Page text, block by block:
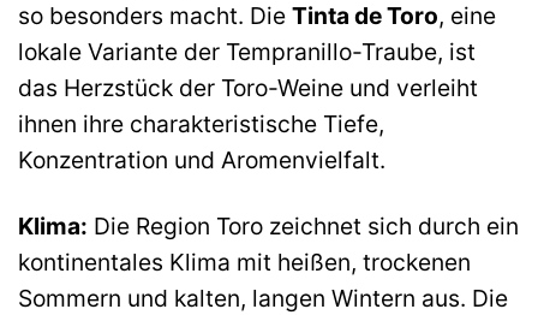
so besonders macht. Die Tinta de Toro, eine
lokale Variante der Tempranillo-Traube, ist
das Herzstück der Toro-Weine und verleiht
ihnen ihre charakteristische Tiefe,
Konzentration und Aromenvielfalt.
Klima: Die Region Toro zeichnet sich durch ein
kontinentales Klima mit heißen, trockenen
Sommern und kalten, langen Wintern aus. Die